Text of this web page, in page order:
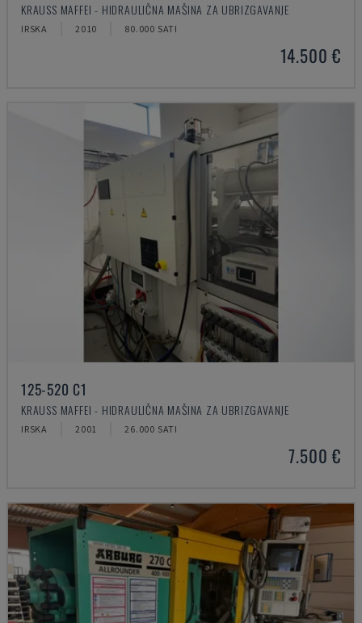
KRAUSS MAFFEI - HIDRAULIČNA MAŠINA ZA UBRIZGAVANJE
IRSKA 2010 80.000 SATI
14.500 €
125-520 C1
KRAUSS MAFFEI - HIDRAULIČNA MAŠINA ZA UBRIZGAVANJE
IRSKA 2001 26.000 SATI
7.500 €